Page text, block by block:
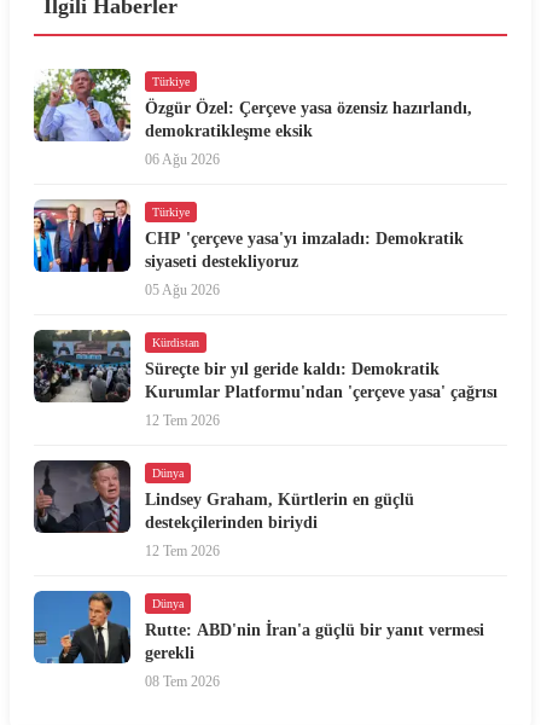
İlgili Haberler
Türkiye
Özgür Özel: Çerçeve yasa özensiz hazırlandı,
demokratikleşme eksik
06 Ağu 2026
Türkiye
CHP 'çerçeve yasa'yı imzaladı: Demokratik
siyaseti destekliyoruz
05 Ağu 2026
Kürdistan
Süreçte bir yıl geride kaldı: Demokratik
Kurumlar Platformu'ndan 'çerçeve yasa' çağrısı
12 Tem 2026
Dünya
Lindsey Graham, Kürtlerin en güçlü
destekçilerinden biriydi
12 Tem 2026
Dünya
Rutte: ABD'nin İran'a güçlü bir yanıt vermesi
gerekli
08 Tem 2026